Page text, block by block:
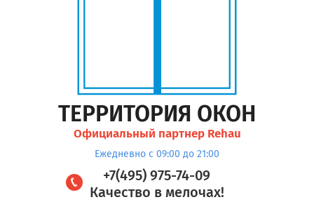
ТЕРРИТОРИЯ ОКОН
Официальный партнер Rehau
Ежедневно с 09:00 до 21:00
+7(495) 975-74-09
Качество в мелочах!